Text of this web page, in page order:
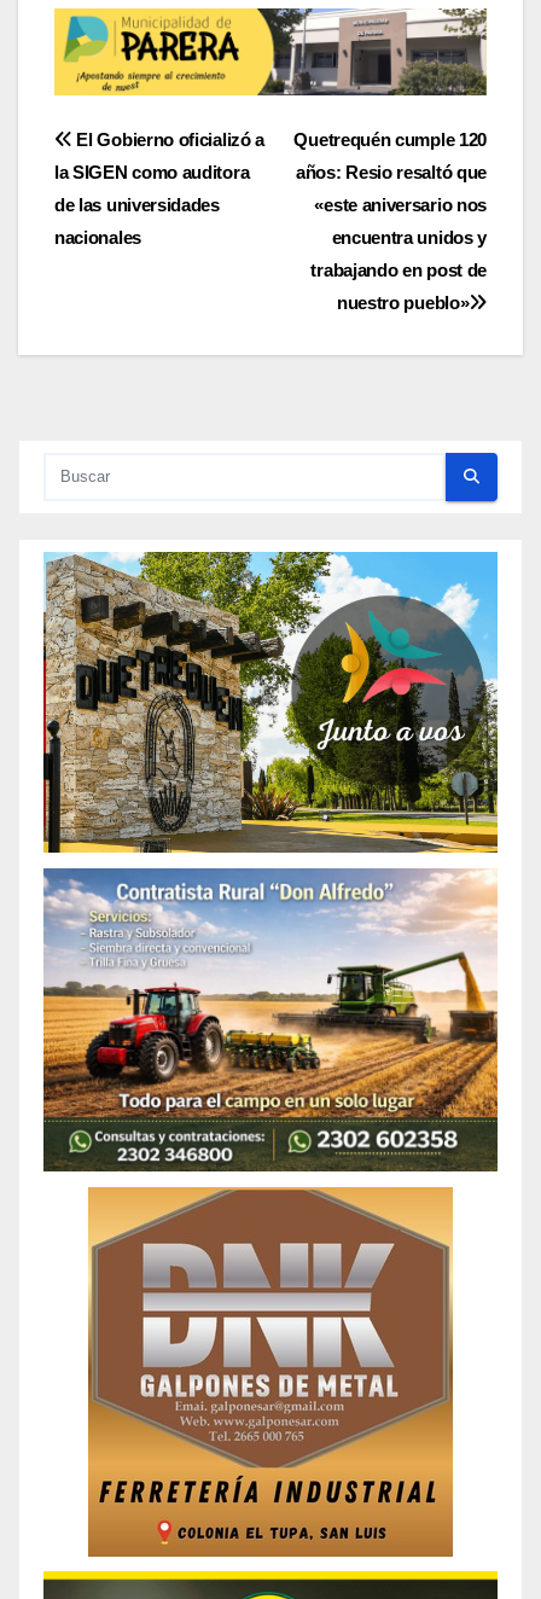
Navegación
de
entradas
Quetrequén cumple 120
años: Resio resaltó que
«este aniversario nos
encuentra unidos y
trabajando en post de
nuestro pueblo»
El Gobierno oficializó a
la SIGEN como auditora
de las universidades
nacionales